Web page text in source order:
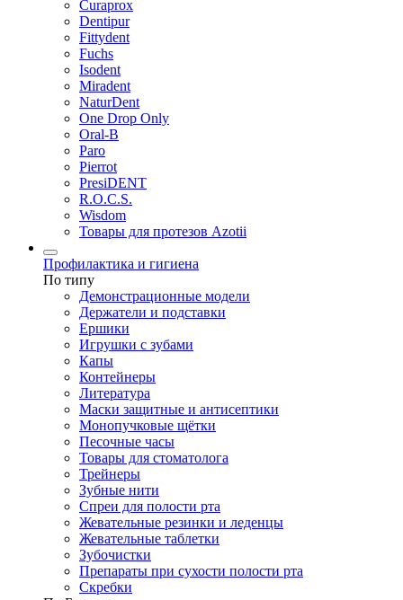
Curaprox
Dentipur
Fittydent
Fuchs
Isodent
Miradent
NaturDent
One Drop Only
Oral-B
Paro
Pierrot
PresiDENT
R.O.C.S.
Wisdom
Товары для протезов Azotii
Профилактика и гигиена
По типу
Демонстрационные модели
Держатели и подставки
Ершики
Игрушки с зубами
Капы
Контейнеры
Литература
Маски защитные и антисептики
Монопучковые щётки
Песочные часы
Товары для стоматолога
Трейнеры
Зубные нити
Спреи для полости рта
Жевательные резинки и леденцы
Жевательные таблетки
Зубочистки
Препараты при сухости полости рта
Скребки